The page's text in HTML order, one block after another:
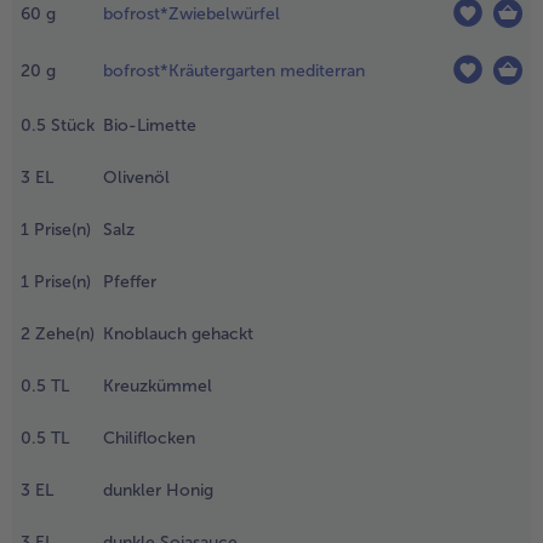
- 5 € beim Kauf von 7 Schlemmermenüs nach Wahl
60 g bofrost*Zwiebelwürfel
20 g bofrost*Kräutergarten mediterran
0.5 Stück Bio-Limette
3 EL Olivenöl
1 Prise(n) Salz
1 Prise(n) Pfeffer
2 Zehe(n) Knoblauch gehackt
0.5 TL Kreuzkümmel
0.5 TL Chiliflocken
3 EL dunkler Honig
auf einem
auslegen
Kühlschrank
lassen.
die Salsa
von